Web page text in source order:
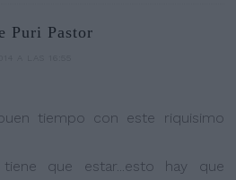
Puri Pastor
tiempo con este riquisimo
que estar...esto hay que